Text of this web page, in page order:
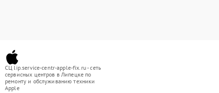
СЦ lip.service-centr-apple-fix.ru - сеть
сервисных центров в Липецке по
ремонту и обслуживанию техники
Apple